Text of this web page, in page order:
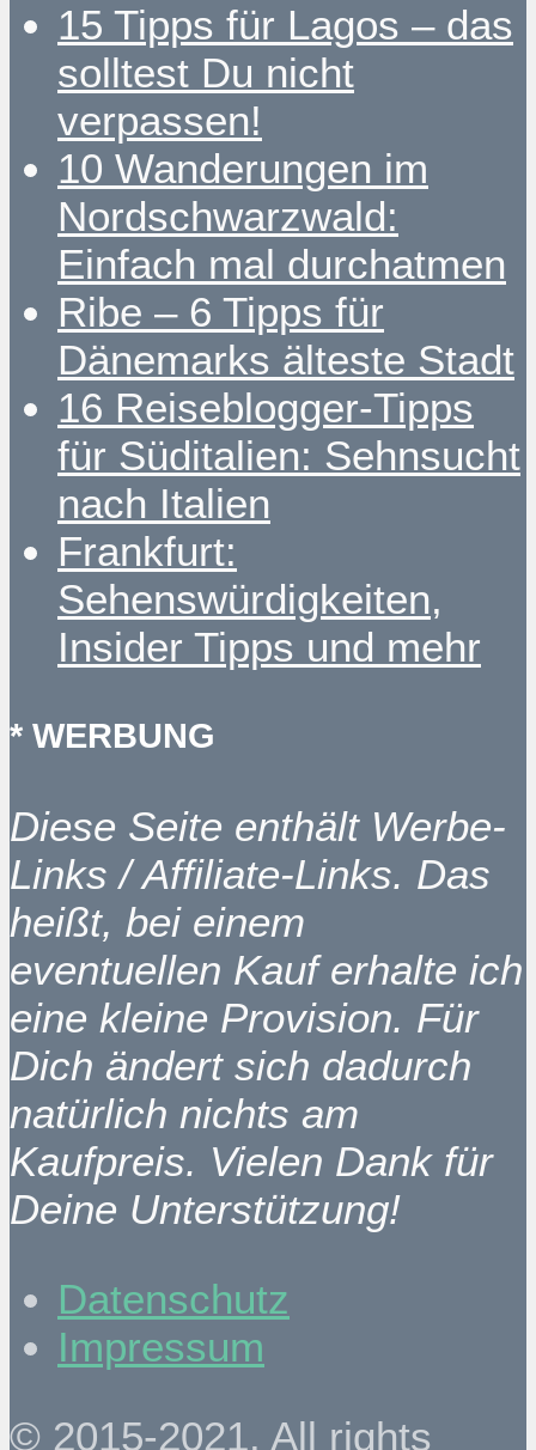
15 Tipps für Lagos – das
solltest Du nicht
verpassen!
10 Wanderungen im
Nordschwarzwald:
Einfach mal durchatmen
Ribe – 6 Tipps für
Dänemarks älteste Stadt
16 Reiseblogger-Tipps
für Süditalien: Sehnsucht
nach Italien
Frankfurt:
Sehenswürdigkeiten,
Insider Tipps und mehr
* WERBUNG
Diese Seite enthält Werbe-
Links / Affiliate-Links. Das
heißt, bei einem
eventuellen Kauf erhalte ich
eine kleine Provision. Für
Dich ändert sich dadurch
natürlich nichts am
Kaufpreis. Vielen Dank für
Deine Unterstützung!
Datenschutz
Impressum
© 2015-2021. All rights